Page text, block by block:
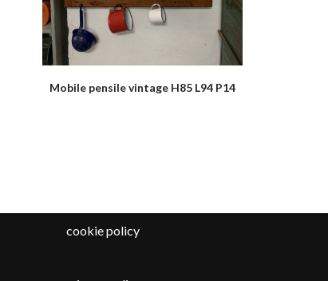
Mobile pensile vintage H85 L94 P14
cookie policy